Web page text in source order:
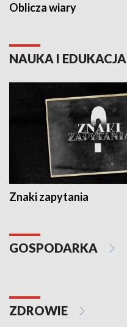
Oblicza wiary
NAUKA I EDUKACJA
Znaki zapytania
GOSPODARKA
ZDROWIE